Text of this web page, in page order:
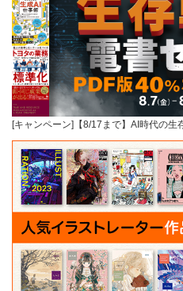
[キャンペーン]【8/17まで】AI時代の